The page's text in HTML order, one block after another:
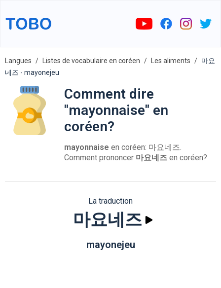
Langues Listes de vocabulaire en coréen Les aliments
마요
네즈 - mayonejeu
Comment dire
"mayonnaise" en
coréen?
mayonnaise en coréen: 마요네즈.
Comment prononcer 마요네즈 en coréen?
La traduction
마요네즈
mayonejeu